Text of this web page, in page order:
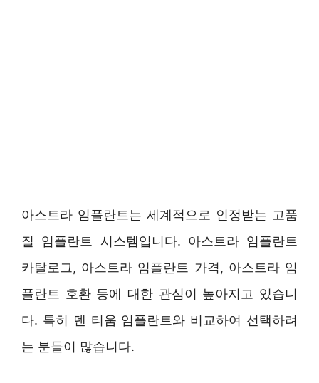
아스트라 임플란트는 세계적으로 인정받는 고품
질 임플란트 시스템입니다. 아스트라 임플란트
카탈로그, 아스트라 임플란트 가격, 아스트라 임
플란트 호환 등에 대한 관심이 높아지고 있습니
다. 특히 덴 티움 임플란트와 비교하여 선택하려
는 분들이 많습니다.